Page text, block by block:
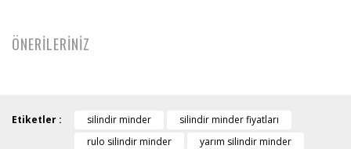
ÖNERİLERİNİZ
Etiketler : silindir minder
silindir minder fiyatları
rulo silindir minder
yarım silindir minder